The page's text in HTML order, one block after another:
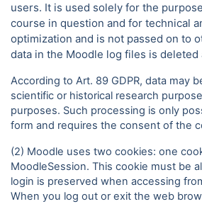
users. It is used solely for the
course in question and for technical
optimization and is not passed on to
data in the Moodle log files is deleted
According to Art. 89 GDPR, data may
scientific or historical research
purposes. Such processing is only
form and requires the consent of the
(2) Moodle uses two cookies: one
MoodleSession. This cookie must be
login is preserved when accessing
When you log out or exit the web